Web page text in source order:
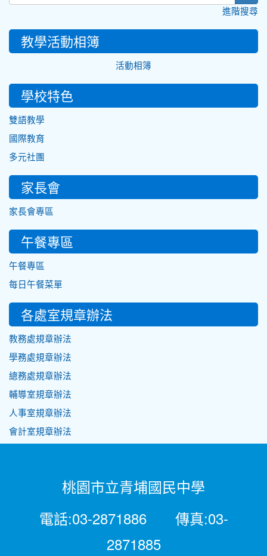
進階搜尋
教學活動相簿
活動相簿
學校特色
雙語教學
國際教育
多元社團
家長會
家長會專區
午餐專區
午餐專區
每日午餐菜單
各處室規章辦法
教務處規章辦法
學務處規章辦法
總務處規章辦法
輔導室規章辦法
人事室規章辦法
會計室規章辦法
桃園市立青埔國民中學
電話:03-2871886 傳真:03-
2871885